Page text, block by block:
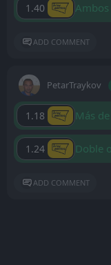
1.40
ADD COMMENT
PetarTraykov
1.18 Más
1.24 Doble
ADD COMMENT